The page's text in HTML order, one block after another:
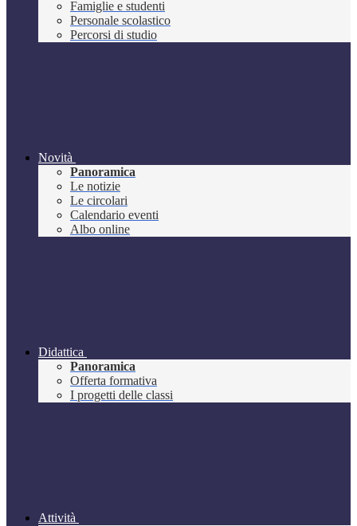
Famiglie e studenti
Personale scolastico
Percorsi di studio
Novità
Panoramica
Le notizie
Le circolari
Calendario eventi
Albo online
Didattica
Panoramica
Offerta formativa
I progetti delle classi
Attività